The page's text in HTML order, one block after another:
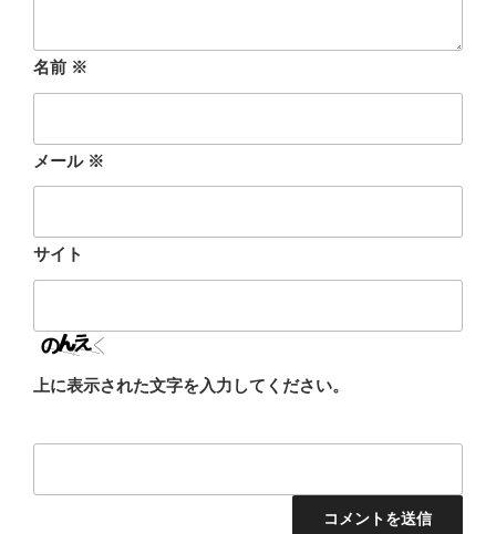
名前 ※
メール ※
サイト
上に表示された文字を入力してください。